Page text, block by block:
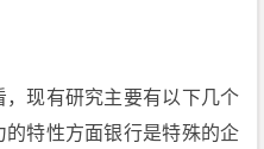
现有研究主要有以下几个
特性方面银行是特殊的企